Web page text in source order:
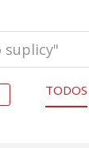
TODOS